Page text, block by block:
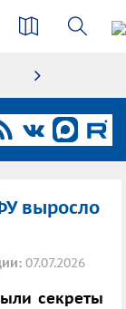
выросло
07.07.2026
секреты